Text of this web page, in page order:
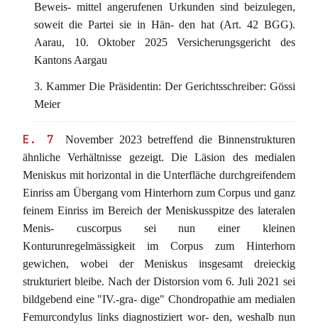
Beweis- mittel angerufenen Urkunden sind beizulegen,
soweit die Partei sie in Hän- den hat (Art. 42 BGG).
Aarau, 10. Oktober 2025 Versicherungsgericht des
Kantons Aargau
3. Kammer Die Präsidentin: Der Gerichtsschreiber: Gössi
Meier
E. 7
November 2023 betreffend die Binnenstrukturen
ähnliche Verhältnisse gezeigt. Die Läsion des medialen
Meniskus mit horizontal in die Unterfläche durchgreifendem
Einriss am Übergang vom Hinterhorn zum Corpus und ganz
feinem Einriss im Bereich der Meniskusspitze des lateralen
Menis- cuscorpus sei nun einer kleinen
Konturunregelmässigkeit im Corpus zum Hinterhorn
gewichen, wobei der Meniskus insgesamt dreieckig
strukturiert bleibe. Nach der Distorsion vom 6. Juli 2021 sei
bildgebend eine "IV.-gra- dige" Chondropathie am medialen
Femurcondylus links diagnostiziert wor- den, weshalb nun